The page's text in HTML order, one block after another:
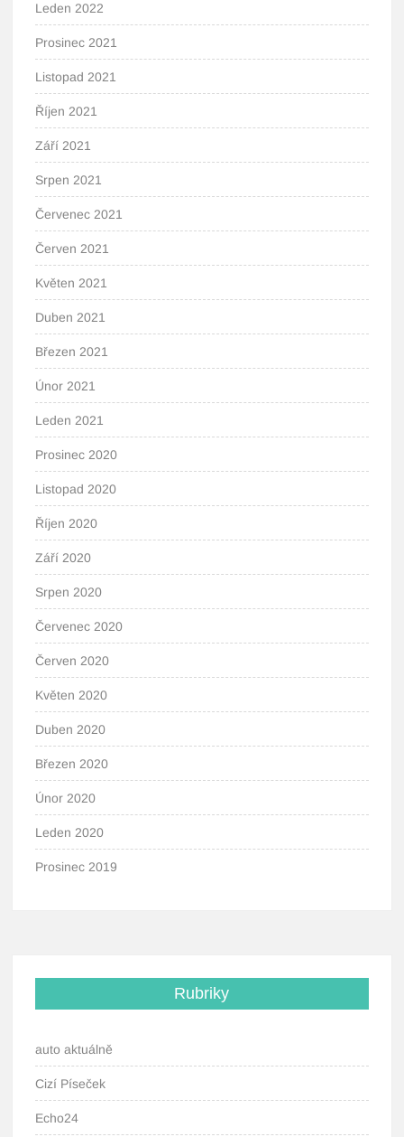
Leden 2022
Prosinec 2021
Listopad 2021
Říjen 2021
Září 2021
Srpen 2021
Červenec 2021
Červen 2021
Květen 2021
Duben 2021
Březen 2021
Únor 2021
Leden 2021
Prosinec 2020
Listopad 2020
Říjen 2020
Září 2020
Srpen 2020
Červenec 2020
Červen 2020
Květen 2020
Duben 2020
Březen 2020
Únor 2020
Leden 2020
Prosinec 2019
Rubriky
auto aktuálně
Cizí Píseček
Echo24